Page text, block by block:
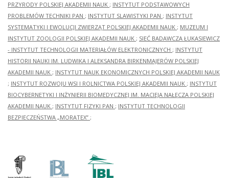
PRZYRODY POLSKIEJ AKADEMII NAUK ; INSTYTUT PODSTAWOWYCH
PROBLEMÓW TECHNIKI PAN ; INSTYTUT SLAWISTYKI PAN ; INSTYTUT
SYSTEMATYKI I EWOLUCJI ZWIERZĄT POLSKIEJ AKADEMII NAUK ; MUZEUM I
INSTYTUT ZOOLOGII POLSKIEJ AKADEMII NAUK ; SIEĆ BADAWCZA ŁUKASIEWICZ
- INSTYTUT TECHNOLOGII MATERIAŁÓW ELEKTRONICZNYCH ; INSTYTUT
HISTORII NAUKI IM. LUDWIKA I ALEKSANDRA BIRKENMAJERÓW POLSKIEJ
AKADEMII NAUK ; INSTYTUT NAUK EKONOMICZNYCH POLSKIEJ AKADEMII NAUK
; INSTYTUT ROZWOJU WSI I ROLNICTWA POLSKIEJ AKADEMII NAUK ; INSTYTUT
BIOCYBERNETYKI I INŻYNIERII BIOMEDYCZNEJ IM. MACIEJA NAŁĘCZA POLSKIEJ
AKADEMII NAUK ; INSTYTUT FIZYKI PAN ; INSTYTUT TECHNOLOGII
BEZPIECZEŃSTWA „MORATEX” ;